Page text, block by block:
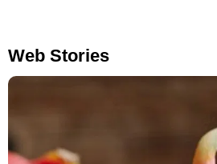
Web Stories